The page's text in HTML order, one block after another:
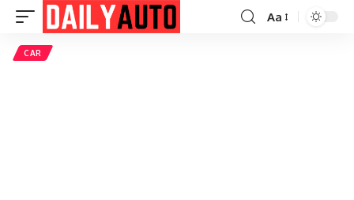
Font
Aa
CAR